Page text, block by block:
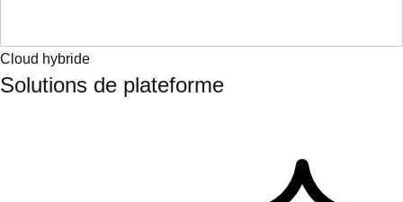
Cloud hybride
Solutions de plateforme